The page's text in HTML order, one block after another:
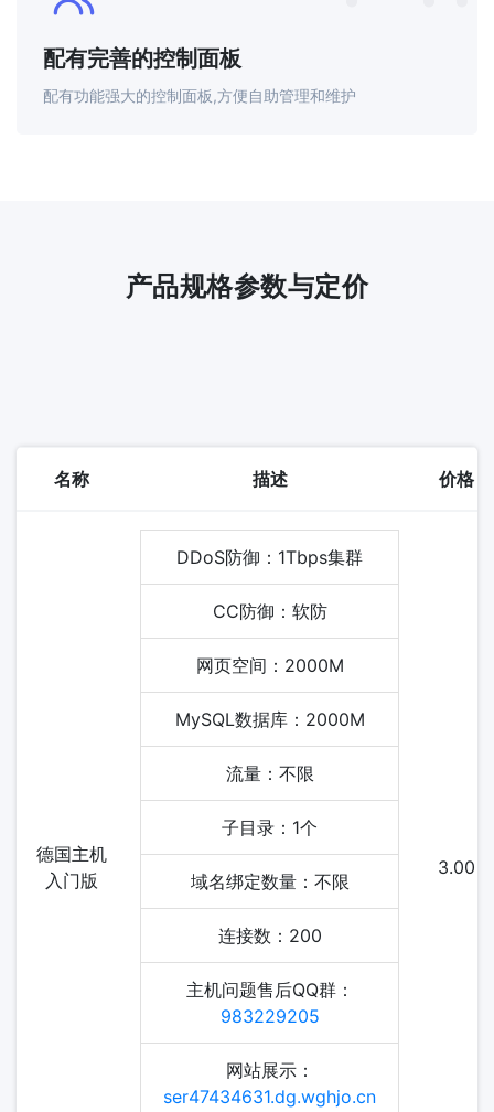
配有完善的控制面板
配有功能强大的控制面板,方便自助管理和维护
产品规格参数与定价
名称 描述 价格
德国主机
入门版
DDoS防御：1Tbps集群
CC防御：软防
网页空间：2000M
MySQL数据库：2000M
流量：不限
子目录：1个
域名绑定数量：不限
连接数：200
主机问题售后QQ群：
983229205
网站展示：
ser47434631.dg.wghjo.cn
3.00